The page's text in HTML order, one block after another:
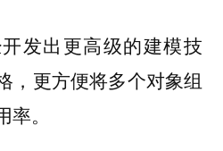
发出更高级的建模技
，更方便将多个对象组
。